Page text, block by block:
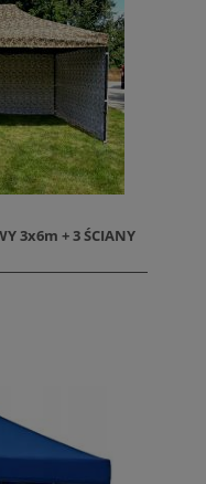
3x6m + 3 ŚCIANY